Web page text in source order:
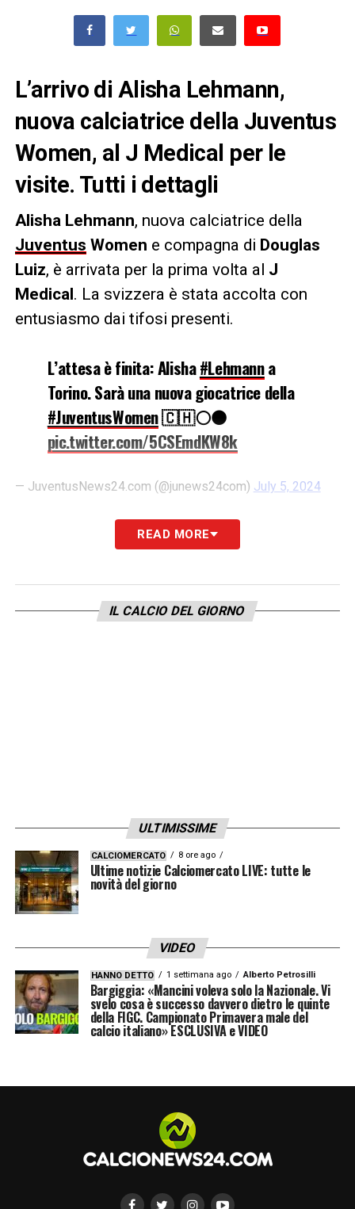
L’arrivo di Alisha Lehmann,
nuova calciatrice della Juventus
Women, al J Medical per le
visite. Tutti i dettagli
Alisha Lehmann, nuova calciatrice della
Juventus Women e compagna di Douglas
Luiz, è arrivata per la prima volta al J
Medical. La svizzera è stata accolta con
entusiasmo dai tifosi presenti.
L’attesa è finita: Alisha#Lehmanna
Torino. Sarà una nuova giocatrice della
#JuventusWomen🇨🇭⚪️⚫️
pic.twitter.com/5CSEmdKW8k
— JuventusNews24.com (@junews24com) July 5, 2024
Aston Villadovrà completare le
visite mediche prima di firmare il contratto
prossime stagioni.
READ MORE
IL CALCIO DEL GIORNO
ULTIMISSIME
CALCIOMERCATO 8 ore ago
Ultime notizie Calciomercato LIVE: tutte le
novità del giorno
VIDEO
HANNO DETTO 1 settimana ago Alberto Petrosilli
Bargiggia: «Mancini voleva solo la Nazionale. Vi
svelo cosa è successo davvero dietro le quinte
della FIGC. Campionato Primavera male del
calcio italiano» ESCLUSIVA e VIDEO